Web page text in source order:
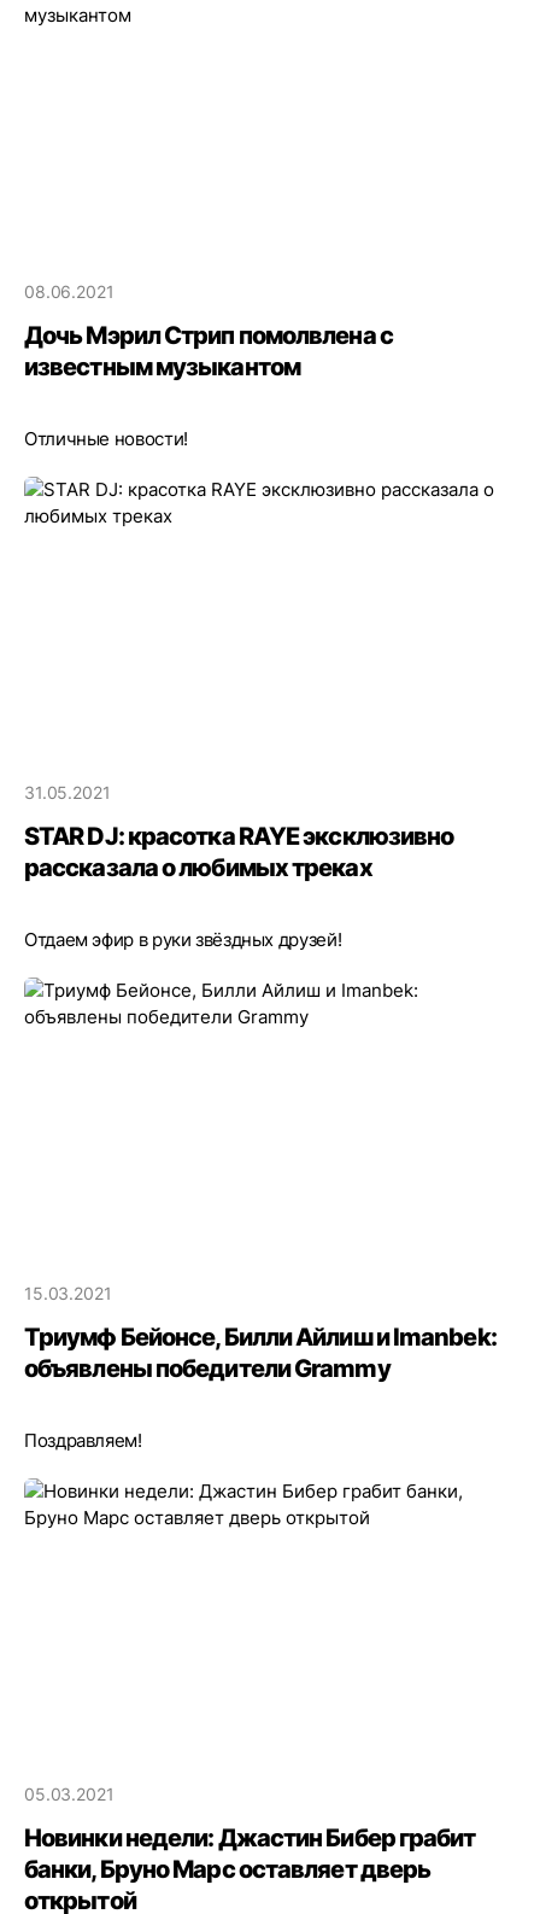
08.06.2021
Дочь Мэрил Стрип помолвлена с
известным музыкантом
Отличные новости!
31.05.2021
STAR DJ: красотка RAYE эксклюзивно
рассказала о любимых треках
Отдаем эфир в руки звёздных друзей!
15.03.2021
Триумф Бейонсе, Билли Айлиш и Imanbek:
объявлены победители Grammy
Поздравляем!
05.03.2021
Новинки недели: Джастин Бибер грабит
банки, Бруно Марс оставляет дверь
открытой